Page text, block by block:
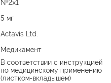
№2х1
5 мг
Actavis Ltd.
Медикамент
В соответствии с инструкцией
по медицинскому применению
(листком-вкладышем)